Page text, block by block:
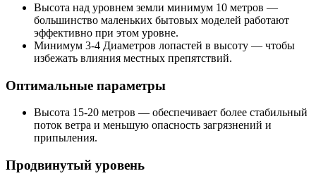
Высота над уровнем земли минимум 10 метров —
большинство маленьких бытовых моделей работают
эффективно при этом уровне.
Минимум 3-4 Диаметров лопастей в высоту — чтобы
избежать влияния местных препятствий.
Оптимальные параметры
Высота 15-20 метров — обеспечивает более стабильный
поток ветра и меньшую опасность загрязнений и
припыления.
Продвинутый уровень